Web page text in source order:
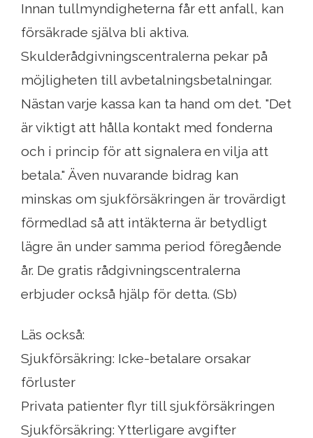
Innan tullmyndigheterna får ett anfall, kan
försäkrade själva bli aktiva.
Skulderådgivningscentralerna pekar på
möjligheten till avbetalningsbetalningar.
Nästan varje kassa kan ta hand om det. "Det
är viktigt att hålla kontakt med fonderna
och i princip för att signalera en vilja att
betala." Även nuvarande bidrag kan
minskas om sjukförsäkringen är trovärdigt
förmedlad så att intäkterna är betydligt
lägre än under samma period föregående
år. De gratis rådgivningscentralerna
erbjuder också hjälp för detta. (Sb)
Läs också:
Sjukförsäkring: Icke-betalare orsakar
förluster
Privata patienter flyr till sjukförsäkringen
Sjukförsäkring: Ytterligare avgifter